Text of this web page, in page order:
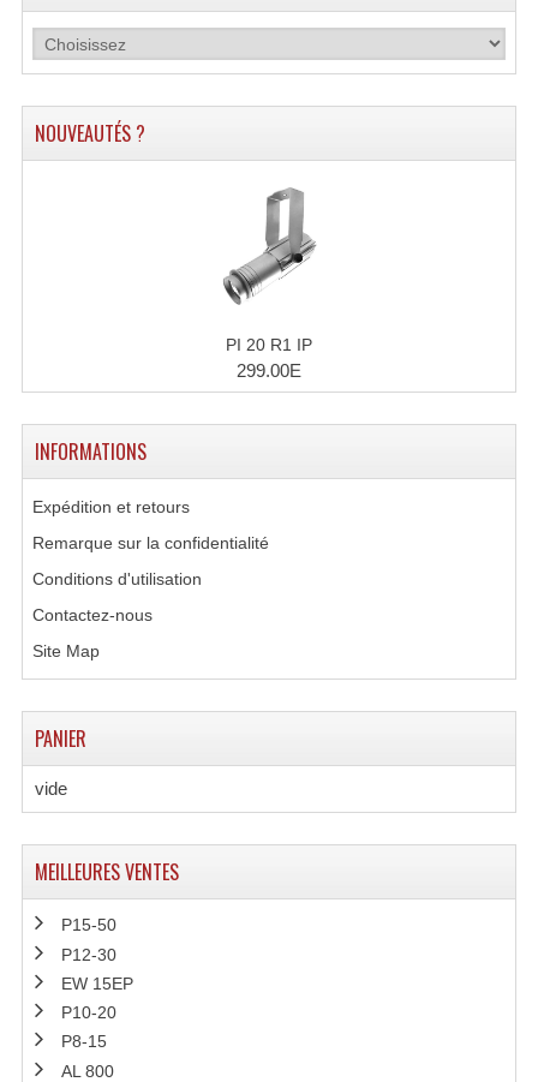
NOUVEAUTÉS ?
PI 20 R1 IP
299.00E
INFORMATIONS
Expédition et retours
Remarque sur la confidentialité
Conditions d'utilisation
Contactez-nous
Site Map
PANIER
vide
MEILLEURES VENTES
P15-50
P12-30
EW 15EP
P10-20
P8-15
AL 800